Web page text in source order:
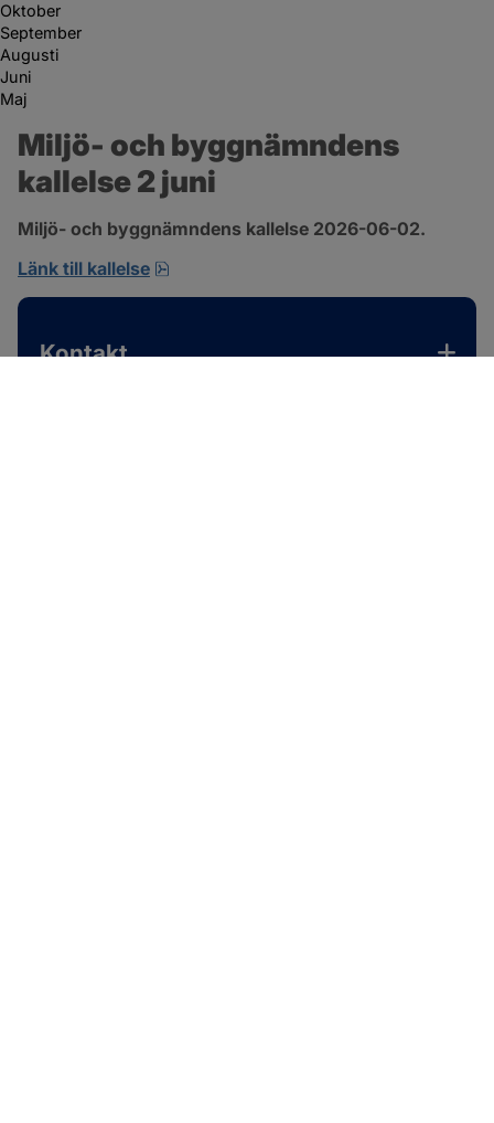
Oktober
September
Augusti
Juni
Maj
Miljö- och byggnämndens
kallelse 2 juni
Miljö- och byggnämndens kallelse 2026-06-02.
Länk till kallelse
Kontakt